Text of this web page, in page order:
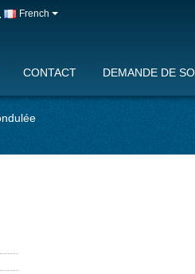
French
CONTACT DEMANDE DE